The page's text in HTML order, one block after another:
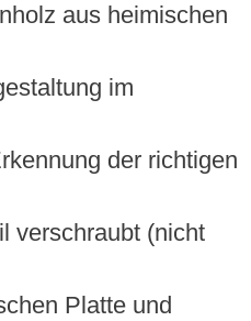
aus heimischen
im
der richtigen
verschraubt (nicht
Platte und